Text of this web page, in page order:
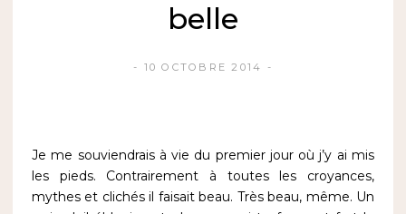
belle
10 OCTOBRE 2014
Je me souviendrais à vie du premier jour où j’y ai mis
les pieds. Contrairement à toutes les croyances,
mythes et clichés il faisait beau. Très beau, même. Un